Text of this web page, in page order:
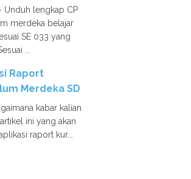
lengkap CP
merdeka belajar
SE 033 yang
...
Raport
Merdeka SD
kabar kalian
ini yang akan
raport kur...